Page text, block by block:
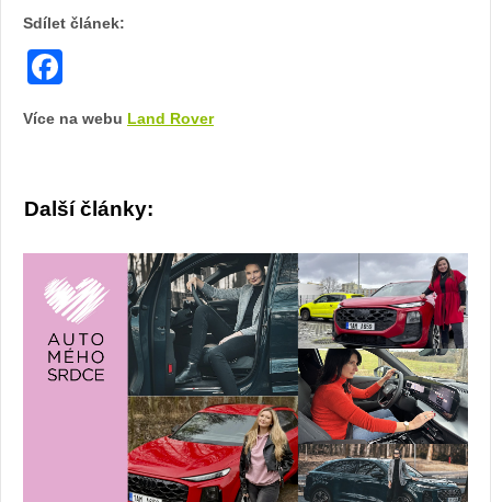
Sdílet článek:
Více na webu Land Rover
Další články: